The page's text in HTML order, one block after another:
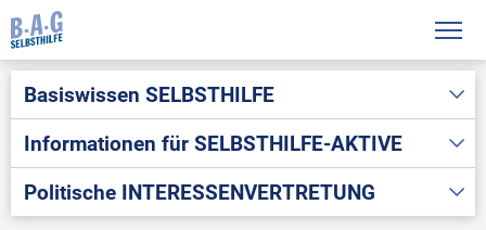
Basiswissen SELBSTHILFE
Informationen für SELBSTHILFE-AKTIVE
Politische INTERESSENVERTRETUNG